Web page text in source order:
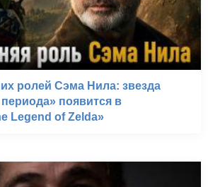
ролей Сэма Нила: звезда
появится в
Legend of Zelda»